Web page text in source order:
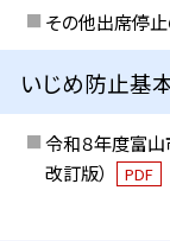
その他出席停
いじめ防止基
令和８年度富
改訂版）
PDF